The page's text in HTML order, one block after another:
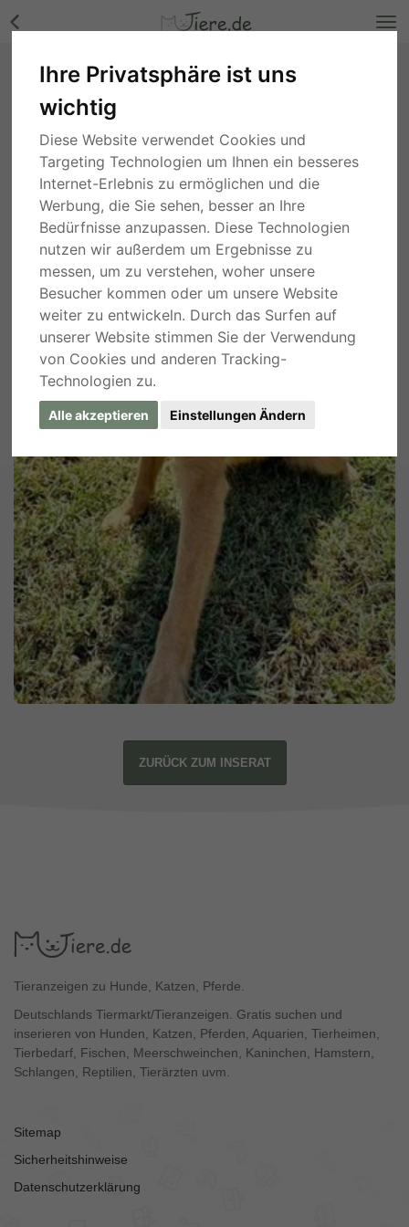
Ihre Privatsphäre ist uns
wichtig
Diese Website verwendet Cookies und
Targeting Technologien um Ihnen ein besseres
Internet-Erlebnis zu ermöglichen und die
Werbung, die Sie sehen, besser an Ihre
Bedürfnisse anzupassen. Diese Technologien
nutzen wir außerdem um Ergebnisse zu
messen, um zu verstehen, woher unsere
Besucher kommen oder um unsere Website
weiter zu entwickeln. Durch das Surfen auf
unserer Website stimmen Sie der Verwendung
von Cookies und anderen Tracking-
Technologien zu.
Alle akzeptieren Einstellungen Ändern
Ariel, Mischling - Hündin Bilder
Nordrhein-Westfalen
ZURÜCK ZUM INSERAT
Tieranzeigen zu Hunde, Katzen, Pferde.
Deutschlands Tiermarkt/Tieranzeigen. Gratis suchen und
inserieren von Hunden, Katzen, Pferden, Aquarien, Tierheimen,
Tierbedarf, Fischen, Meerschweinchen, Kaninchen, Hamstern,
Schlangen, Reptilien, Tierärzten uvm.
Sitemap
Sicherheitshinweise
Datenschutzerklärung